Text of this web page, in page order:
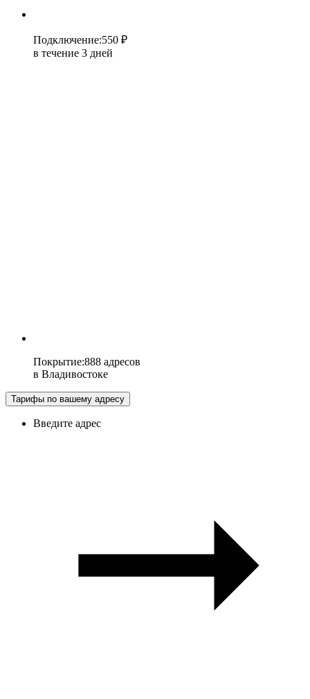
Подключение:550 ₽
в течение 3 дней
Покрытие:888 адресов
в Владивостоке
Тарифы по вашему адресу
Введите адрес